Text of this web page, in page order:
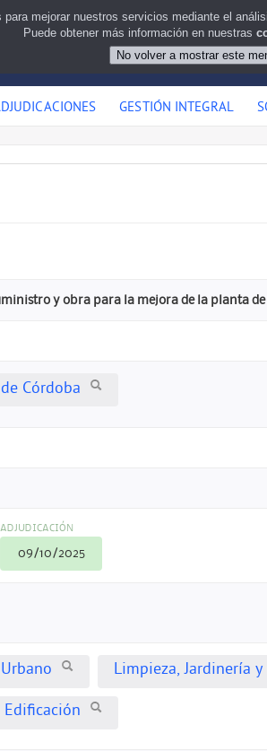
GESTIÓN INTEGRAL
y obra para la mejora de la planta
Córdoba
ADJUDICACIÓN
09/10/2025
Limpieza, Jardinería
Edificación
mejorar nuestros servicios mediante el
Puede obtener más información en nuestras